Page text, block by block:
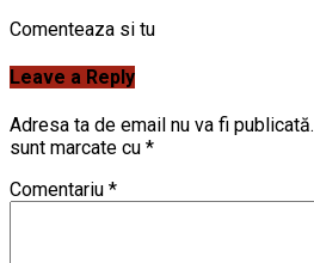
Comenteaza si tu
Leave a Reply
Adresa ta de email nu va fi publicată.
sunt marcate cu *
Comentariu *